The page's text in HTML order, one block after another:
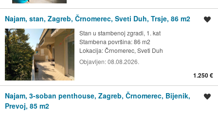
Najam, stan, Zagreb, Črnomerec, Sveti Duh, Trsje, 86 m2
Stan u stambenoj zgradi, 1. kat
Stambena površina: 86 m2
Lokacija:Črnomerec, Sveti Duh
Objavljen:08.08.2026.
1.250 €
Najam, 3-soban penthouse, Zagreb, Črnomerec, Bijenik,
Prevoj, 85 m2